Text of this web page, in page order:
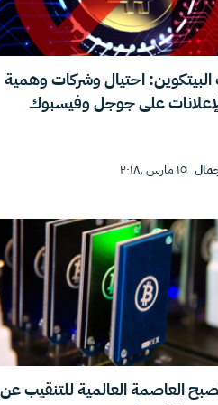
احتيال وشركات وهمية
على جوجل وفيسبوك
١٥ مارس ,٢٠١٨
العاصمة العالمية للتنقيب عن